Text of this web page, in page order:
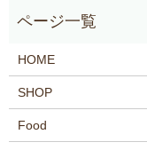
HOME
SHOP
Food